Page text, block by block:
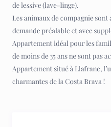
de lessive (lave-linge).
Les animaux de compagnie
demande préalable et avec
Appartement idéal pour les
de moins de 35 ans ne sont pas
Appartement situé à Llafranc,
charmantes de la Costa Brava !